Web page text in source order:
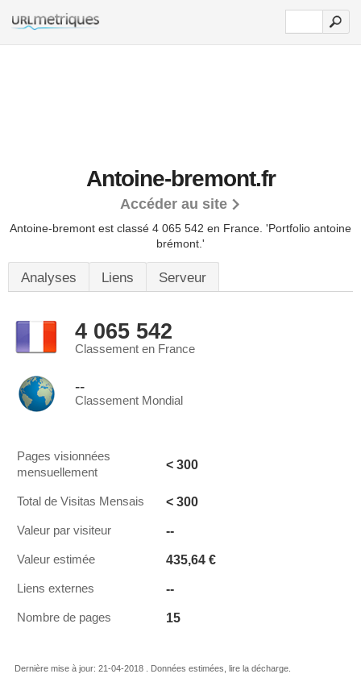
Antoine-bremont.fr
Accéder au site
Antoine-bremont est classé 4 065 542 en France. 'Portfolio antoine
brémont.'
Analyses Liens Serveur
4 065 542
Classement en France
--
Classement Mondial
Pages visionnées
mensuellement
< 300
Total de Visitas Mensais < 300
Valeur par visiteur --
Valeur estimée 435,64 €
Liens externes --
Nombre de pages 15
Dernière mise à jour: 21-04-2018 . Données estimées, lire la décharge.